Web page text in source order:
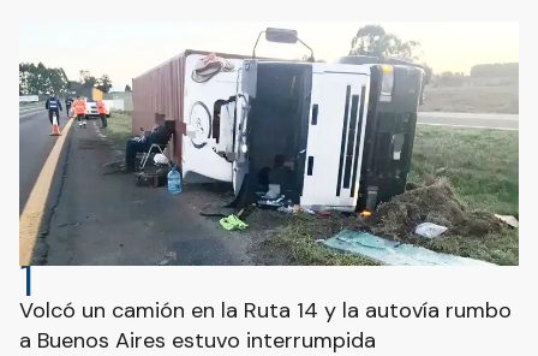
1
Volcó un camión en la Ruta 14 y la autovía rumbo
a Buenos Aires estuvo interrumpida